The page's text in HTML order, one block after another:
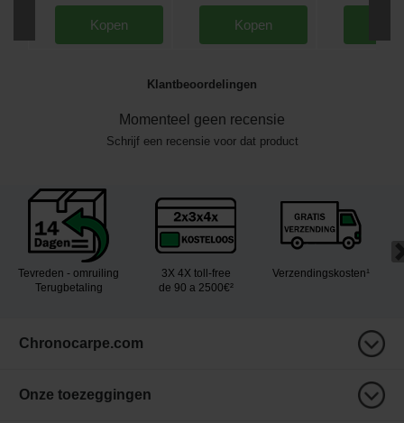
Kopen Kopen
Klantbeoordelingen
Momenteel geen recensie
Schrijf een recensie voor dat product
Tevreden - omruiling
Terugbetaling
3X 4X toll-free
de 90 a 2500€²
Verzendingskosten¹
Chronocarpe.com
Onze toezeggingen